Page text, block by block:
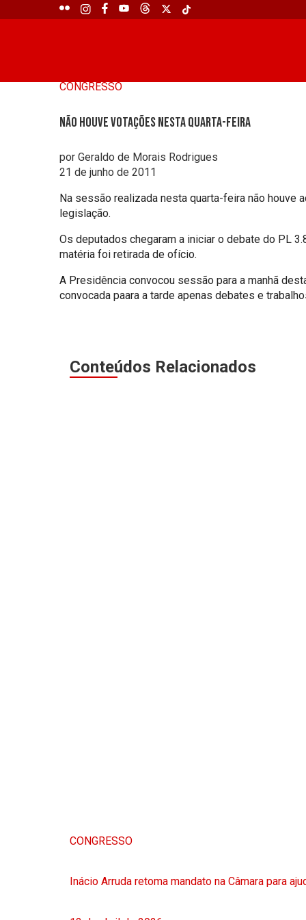
CONGRESSO
Não houve votações nesta quarta-feira
por Geraldo de Morais Rodrigues
21 de junho de 2011
Na sessão realizada nesta quarta-feira não houve
legislação.
Os deputados chegaram a iniciar o debate do PL
matéria foi retirada de ofício.
A Presidência convocou sessão para a manhã
convocada paara a tarde apenas debates e
Conteúdos Relacionados
CONGRESSO
Inácio Arruda retoma mandato na Câmara para